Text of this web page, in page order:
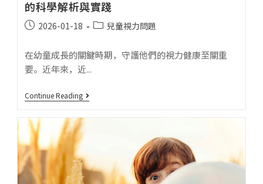
的科學解析與實踐
2026-01-18 兒童視力問題
在幼童成長的關鍵時期，守護他們的視力健康至關重
要。近年來，近...
Continue Reading